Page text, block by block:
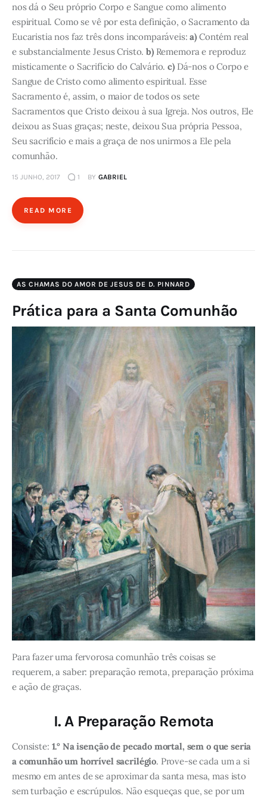
nos dá o Seu próprio Corpo e Sangue como alimento
espiritual. Como se vê por esta definição, o Sacramento da
Eucaristia nos faz três dons incomparáveis:a) Contém real
e substancialmente Jesus Cristo.b)Rememora e reproduz
misticamente o Sacrifício do Calvário.c)Dá-nos o Corpo e
Sangue de Cristo como alimento espiritual. Esse
Sacramento é, assim, o maior de todos os sete
Sacramentos que Cristo deixou à sua Igreja. Nos outros, Ele
deixou as Suas graças; neste, deixou Sua própria Pessoa,
Seu sacrifício e mais a graça de nos unirmos a Ele pela
comunhão.
15 JUNHO, 2017 1 BY GABRIEL
READ MORE
AS CHAMAS DO AMOR DE JESUS DE D. PINNARD
Prática para a Santa Comunhão
Para fazer uma fervorosa comunhão três coisas se
requerem, a saber: preparação remota, preparação próxima
e ação de graças.
I. A Preparação Remota
Consiste: 1.° Na isenção de pecado mortal, sem o que seria
a comunhão um horrível sacrilégio. Prove-se cada um a si
mesmo em antes de se aproximar da santa mesa, mas isto
sem turbação e escrúpulos. Não esqueças que, se por um